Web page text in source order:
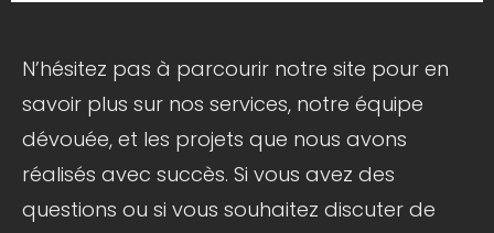
N’hésitez pas à parcourir notre site pour en
savoir plus sur nos services, notre équipe
dévouée, et les projets que nous avons
réalisés avec succès. Si vous avez des
questions ou si vous souhaitez discuter de